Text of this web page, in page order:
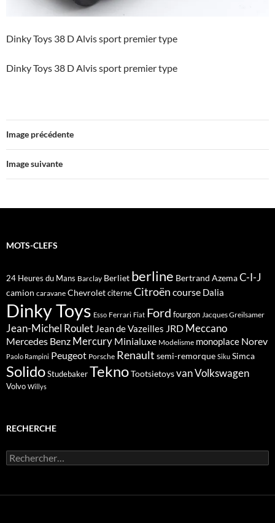
Dinky Toys 38 D Alvis sport premier type
Dinky Toys 38 D Alvis sport premier type
Image précédente
Image suivante
MOTS-CLEFS
24 Heures du Mans Barclay Berliet berline Bertrand AzemaC-I-J
camion caravane ChevroletciterneCitroën course Dalia
Dinky Toys Esso Ferrari Fiat Ford fourgon Jacques Greilsamer
Jean-Michel Roulet Jean de Vazeilles JRD Meccano
Mercedes Benz Mercury Minialuxe Modelisme monoplace Norev
Paolo Rampini Peugeot Porsche Renault semi-remorque Siku Simca
SolidoStudebakerTeknoTootsietoysvanVolkswagen
Volvo Willys
RECHERCHE
Rechercher :